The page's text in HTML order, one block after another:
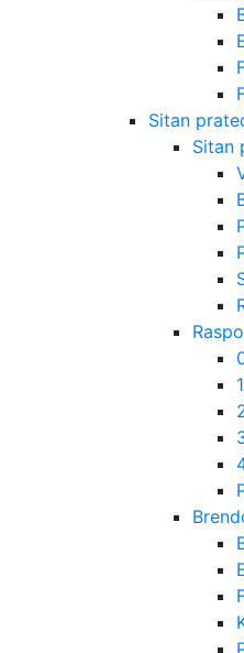
Sitan
Sitan